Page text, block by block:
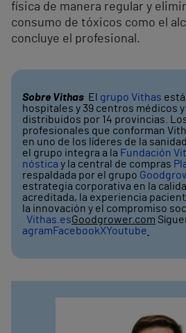
física de manera regular y
consumo de tóxicos como el
concluye el profesional.
Sobre Vithas El grupo Vithas
hospitales y 39 centros médicos
distribuidos por 14 provincias.
profesionales que conforman
en uno de los líderes de la
el grupo integra a la Fundación
nóstica y la central de compras
respaldada por el grupo
estrategia corporativa en la
acreditada, la experiencia
la innovación y el compromiso
Vithas.esGoodgrower.com
agramFacebookXYoutube